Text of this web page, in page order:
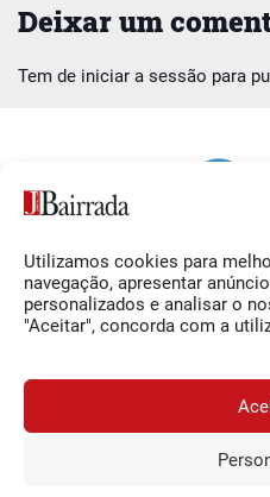
Utilizamos cookies para
navegação, apresentar
personalizados e analisar o
"Aceitar", concorda com a
Deixar um
Tem de iniciar a sessão para
Siga-nos
Facebook